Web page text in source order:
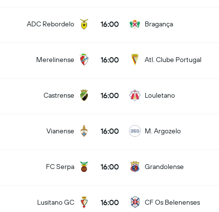
ADC Rebordelo 16:00 Bragança
Merelinense 16:00 Atl. Clube Portugal
Castrense 16:00 Louletano
Vianense 16:00 M. Argozelo
FC Serpa 16:00 Grandolense
Lusitano GC 16:00 CF Os Belenenses